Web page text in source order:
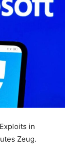
in
Zeug.